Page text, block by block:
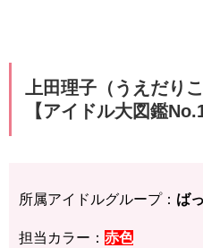
上田理子（うえだり
【アイドル大図鑑
所属アイドルグループ： ば
担当カラー： 赤色